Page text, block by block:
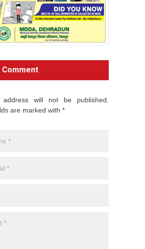
Comment
will not be published.
are marked with *